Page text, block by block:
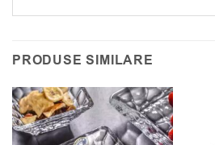
PRODUSE SIMILARE